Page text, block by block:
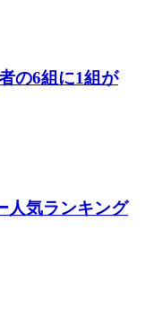
の6組に1組が
人気ランキング